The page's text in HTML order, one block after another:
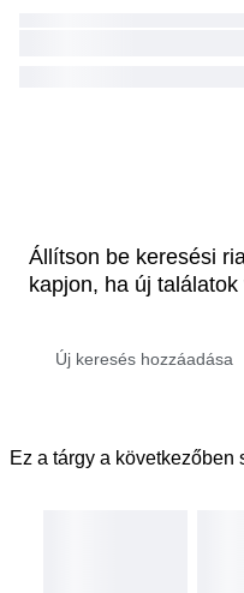
Állítson be keresési
kapjon, ha új
Ez a tárgy a következőben